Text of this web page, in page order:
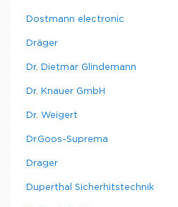
Dostmann electronic
Dräger
Dr. Dietmar Glindemann
Dr. Knauer GmbH
Dr. Weigert
Dr.Goos-Suprema
Drager
Duperthal Sicherhitstechnik